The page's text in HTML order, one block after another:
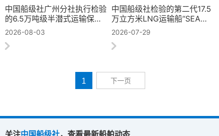
中国船级社广州分社执行检验
的6.5万吨级半潜式运输保障
船顺利开工
2026-08-03
中国船级社检验的第二代17.5
万立方米LNG运输船“SEA
ENERGY”轮命名交付
2026-07-29
1 下一页
关注中国船级社，查看最新船舶动态